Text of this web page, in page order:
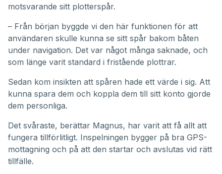
motsvarande sitt plotterspår.
– Från början byggde vi den här funktionen för att
användaren skulle kunna se sitt spår bakom båten
under navigation. Det var något många saknade, och
som länge varit standard i fristående plottrar.
Sedan kom insikten att spåren hade ett värde i sig. Att
kunna spara dem och koppla dem till sitt konto gjorde
dem personliga.
Det svåraste, berättar Magnus, har varit att få allt att
fungera tillförlitligt. Inspelningen bygger på bra GPS-
mottagning och på att den startar och avslutas vid rätt
tillfälle.